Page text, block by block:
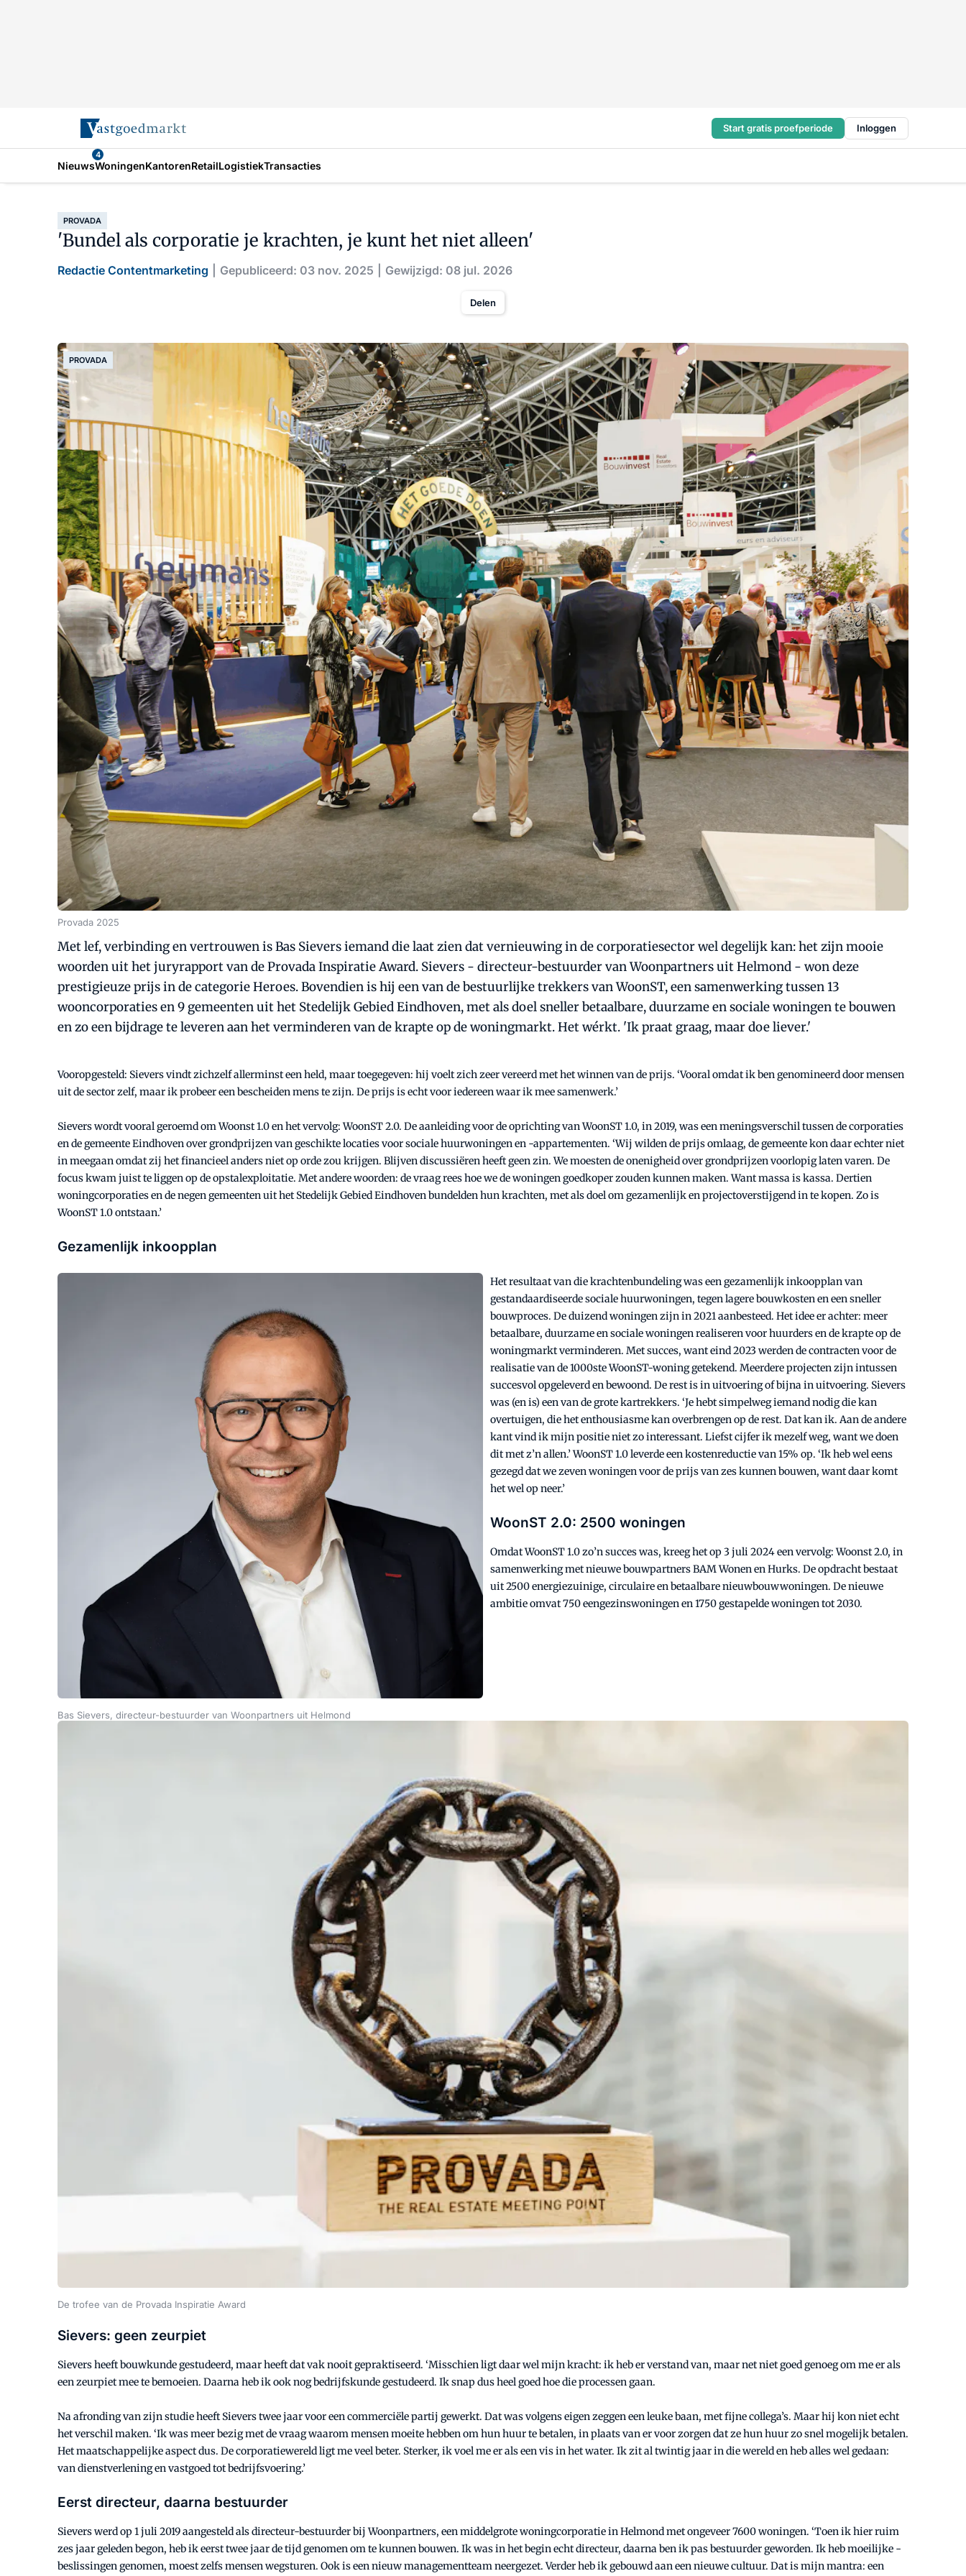
Start gratis proefperiode Inloggen
Nieuws
4
WoningenKantorenRetailLogistiekTransacties
PROVADA
'Bundel als corporatie je krachten, je kunt het niet alleen'
Redactie Contentmarketing Gepubliceerd: 03 nov. 2025 Gewijzigd: 08 jul. 2026
Delen
PROVADA
Provada 2025
Met lef, verbinding en vertrouwen is Bas Sievers iemand die laat zien dat vernieuwing in de corporatiesector wel degelijk kan: het zijn mooie
woorden uit het juryrapport van de Provada Inspiratie Award. Sievers - directeur-bestuurder van Woonpartners uit Helmond - won deze
prestigieuze prijs in de categorie Heroes. Bovendien is hij een van de bestuurlijke trekkers van WoonST, een samenwerking tussen 13
wooncorporaties en 9 gemeenten uit het Stedelijk Gebied Eindhoven, met als doel sneller betaalbare, duurzame en sociale woningen te bouwen
en zo een bijdrage te leveren aan het verminderen van de krapte op de woningmarkt. Het wérkt. 'Ik praat graag, maar doe liever.'
Vooropgesteld: Sievers vindt zichzelf allerminst een held, maar toegegeven: hij voelt zich zeer vereerd met het winnen van de prijs. ‘Vooral omdat ik ben genomineerd door mensen
uit de sector zelf, maar ik probeer een bescheiden mens te zijn. De prijs is echt voor iedereen waar ik mee samenwerk.’
Sievers wordt vooral geroemd om Woonst 1.0 en het vervolg: WoonST 2.0. De aanleiding voor de oprichting van WoonST 1.0, in 2019, was een meningsverschil tussen de corporaties
en de gemeente Eindhoven over grondprijzen van geschikte locaties voor sociale huurwoningen en -appartementen. ‘Wij wilden de prijs omlaag, de gemeente kon daar echter niet
in meegaan omdat zij het financieel anders niet op orde zou krijgen. Blijven discussiëren heeft geen zin. We moesten de onenigheid over grondprijzen voorlopig laten varen. De
focus kwam juist te liggen op de opstalexploitatie. Met andere woorden: de vraag rees hoe we de woningen goedkoper zouden kunnen maken. Want massa is kassa. Dertien
woningcorporaties en de negen gemeenten uit het Stedelijk Gebied Eindhoven bundelden hun krachten, met als doel om gezamenlijk en projectoverstijgend in te kopen. Zo is
WoonST 1.0 ontstaan.’
Gezamenlijk inkoopplan
Bas Sievers, directeur-bestuurder van Woonpartners uit Helmond
Het resultaat van die krachtenbundeling was een gezamenlijk inkoopplan van
gestandaardiseerde sociale huurwoningen, tegen lagere bouwkosten en een sneller
bouwproces. De duizend woningen zijn in 2021 aanbesteed. Het idee er achter: meer
betaalbare, duurzame en sociale woningen realiseren voor huurders en de krapte op de
woningmarkt verminderen. Met succes, want eind 2023 werden de contracten voor de
realisatie van de 1000ste WoonST-woning getekend. Meerdere projecten zijn intussen
succesvol opgeleverd en bewoond. De rest is in uitvoering of bijna in uitvoering. Sievers
was (en is) een van de grote kartrekkers. ‘Je hebt simpelweg iemand nodig die kan
overtuigen, die het enthousiasme kan overbrengen op de rest. Dat kan ik. Aan de andere
kant vind ik mijn positie niet zo interessant. Liefst cijfer ik mezelf weg, want we doen
dit met z’n allen.’ WoonST 1.0 leverde een kostenreductie van 15% op. ‘Ik heb wel eens
gezegd dat we zeven woningen voor de prijs van zes kunnen bouwen, want daar komt
het wel op neer.’
WoonST 2.0: 2500 woningen
Omdat WoonST 1.0 zo’n succes was, kreeg het op 3 juli 2024 een vervolg: Woonst 2.0, in
samenwerking met nieuwe bouwpartners BAM Wonen en Hurks. De opdracht bestaat
uit 2500 energiezuinige, circulaire en betaalbare nieuwbouwwoningen. De nieuwe
ambitie omvat 750 eengezinswoningen en 1750 gestapelde woningen tot 2030.
De trofee van de Provada Inspiratie Award
Sievers: geen zeurpiet
Sievers heeft bouwkunde gestudeerd, maar heeft dat vak nooit gepraktiseerd. ‘Misschien ligt daar wel mijn kracht: ik heb er verstand van, maar net niet goed genoeg om me er als
een zeurpiet mee te bemoeien. Daarna heb ik ook nog bedrijfskunde gestudeerd. Ik snap dus heel goed hoe die processen gaan.
Na afronding van zijn studie heeft Sievers twee jaar voor een commerciële partij gewerkt. Dat was volgens eigen zeggen een leuke baan, met fijne collega’s. Maar hij kon niet echt
het verschil maken. ‘Ik was meer bezig met de vraag waarom mensen moeite hebben om hun huur te betalen, in plaats van er voor zorgen dat ze hun huur zo snel mogelijk betalen.
Het maatschappelijke aspect dus. De corporatiewereld ligt me veel beter. Sterker, ik voel me er als een vis in het water. Ik zit al twintig jaar in die wereld en heb alles wel gedaan:
van dienstverlening en vastgoed tot bedrijfsvoering.’
Eerst directeur, daarna bestuurder
Sievers werd op 1 juli 2019 aangesteld als directeur-bestuurder bij Woonpartners, een ­middelgrote woningcorporatie in Helmond met ongeveer 7600 woningen. ‘Toen ik hier ruim
zes jaar geleden begon, heb ik eerst twee jaar de tijd ­genomen om te kunnen bouwen. Ik was in het begin echt directeur, daarna ben ik pas ­bestuurder geworden. Ik heb ­moeilijke ­
beslissingen ­genomen, moest zelfs mensen ­wegsturen. Ook is een nieuw managementteam neergezet. ­Verder heb ik gebouwd aan een nieuwe ­cultuur. Dat is mijn mantra: een